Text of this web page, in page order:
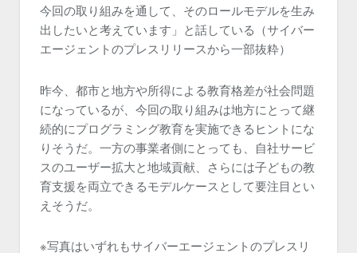
今回の取り組みを通して、そのロールモデルを生み
出したいと考えています」と話している（サイバー
エージェントのプレスリリースから一部抜粋）
昨今、都市と地方や所得による教育格差が社会問題
になっているが、今回の取り組みは地方にとって継
続的にプログラミング教育を実施できるヒントにな
りそうだ。一方の事業者側にとっても、自社サービ
スのユーザー拡大と地域貢献、さらには子どもの教
育支援を両立できるモデルケースとして要注目とい
えそうだ。
※写真はいずれもサイバーエージェントのプレスリ